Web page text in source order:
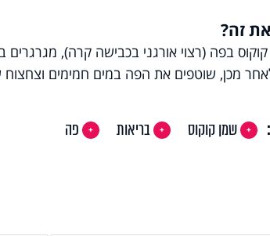
זה?
מכן, שוטפים את הפה במים חמימים וצחצוח
שמן קוקוס בריאות פה